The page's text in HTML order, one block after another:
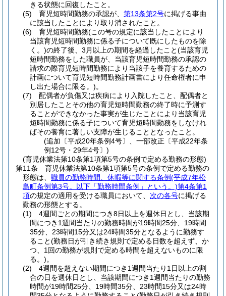
きる状態に回復したこと。
(5)
育児短時間勤務の承認が、 第13条第2号に掲げる事由
に該当したことにより取り消されたこと。
(6)
育児短時間勤務(この号の規定に該当したことにより
当該育児短時間勤務に係る子について既にしたものを除
く。)の終了後、3月以上の期間を経過したこと(当該育児
短時間勤務をした職員が、当該育児短時間勤務の承認の
請求の際育児短時間勤務により当該子を養育するための
計画について育児短時間勤務計画書により任命権者に申
し出た場合に限る。)。
(7)
配偶者が負傷又は疾病により入院したこと、配偶者と
別居したことその他の育児短時間勤務の終了時に予測す
ることができなかった事実が生じたことにより当該育児
短時間勤務に係る子について育児短時間勤務をしなけれ
ばその養育に著しい支障が生じることとなったこと。
(追加〔平成20年条例4号〕、一部改正〔平成22年条
例12号・29年4号〕)
(育児休業法第10条第1項第5号の条例で定める勤務の形態)
第11条
育児休業法第10条第1項第5号の条例で定める勤務の
形態は、 職員の勤務時間、休暇等に関する条例(平成7年松
島町条例第3号。以下「勤務時間条例」という。)第4条第1
項の規定の適用を受ける職員において、 次の各号に掲げる
勤務の形態とする。
(1)
4週間ごとの期間につき8日以上を週休日とし、当該期
間につき1週間当たりの勤務時間が19時間25分、19時間
35分、23時間15分又は24時間35分となるように勤務す
ること(勤務日が引き続き規則で定める日数を超えず、か
つ、1回の勤務が規則で定める時間を超えないものに限
る。)。
(2)
4週間を超えない期間につき1週間当たり1日以上の割
合の日を週休日とし、当該期間につき1週間当たりの勤務
時間が19時間25分、19時間35分、23時間15分又は24時